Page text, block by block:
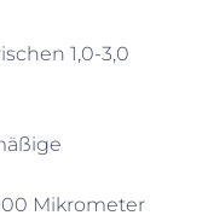
1,0-3,0
Mikrometer